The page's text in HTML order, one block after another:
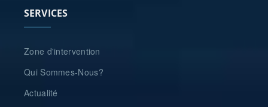
SERVICES
Zone d'intervention
Qui Sommes-Nous?
Actualité